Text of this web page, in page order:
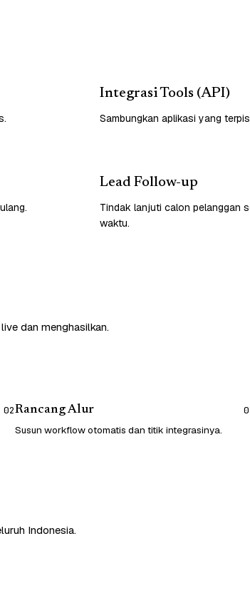
Integrasi Tools (API)
Sambungkan aplikasi yang
Lead Follow-up
Tindak lanjuti calon pelanggan
waktu.
dan menghasilkan.
02Rancang Alur
Susun workflow otomatis dan titik integrasinya.
Indonesia.